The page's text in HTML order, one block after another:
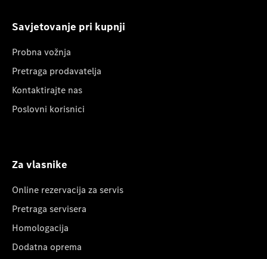
Savjetovanje pri kupnji
Probna vožnja
Pretraga prodavatelja
Kontaktirajte nas
Poslovni korisnici
Za vlasnike
Online rezervacija za servis
Pretraga servisera
Homologacija
Dodatna oprema